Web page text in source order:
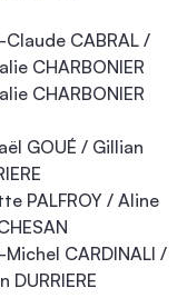
Claude CABRAL /
CHARBONIER
CHARBONIER
GOUÉ / Gillian
PALFROY / Aline
Michel CARDINALI /
DURRIERE